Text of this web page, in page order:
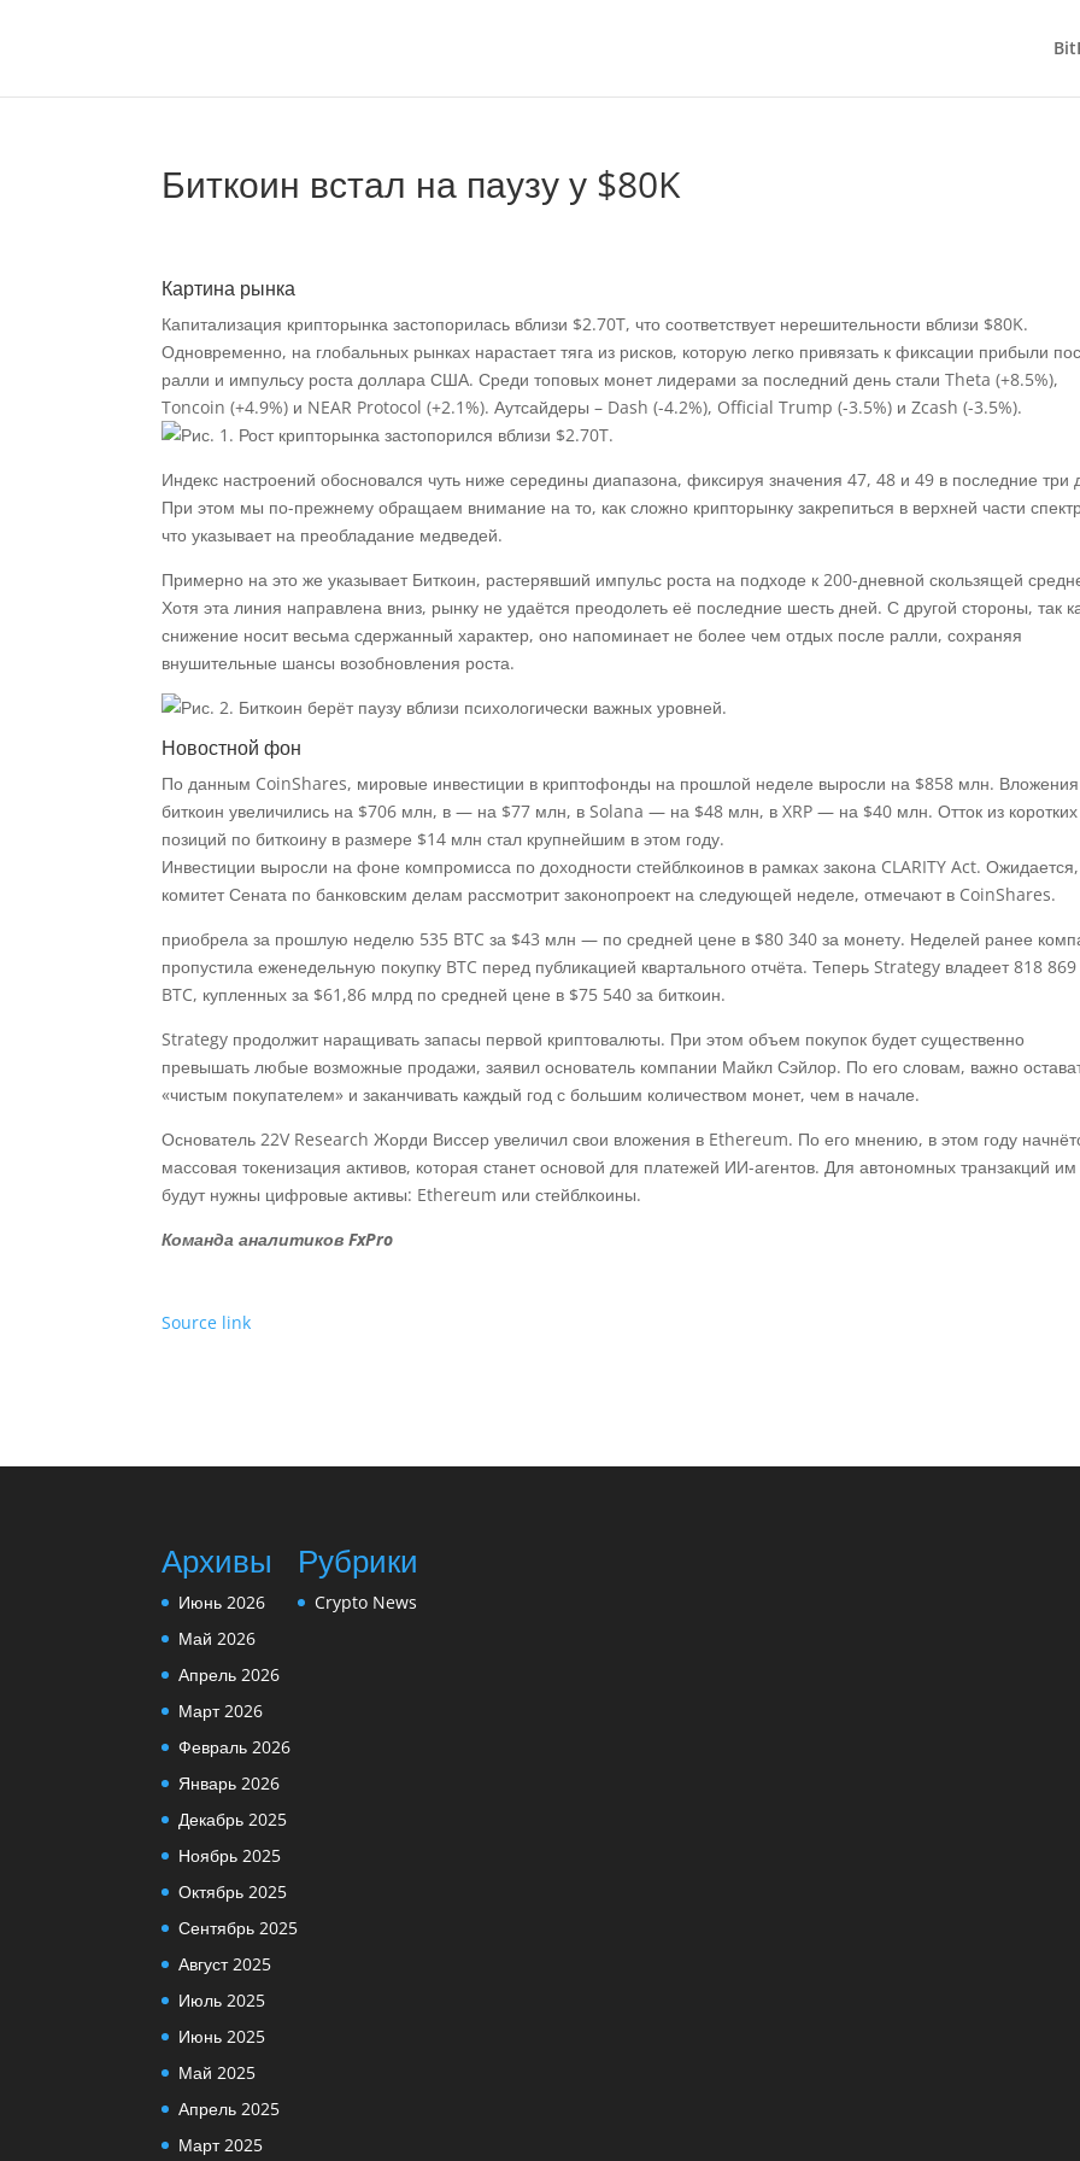
Биткоин встал на паузу у $80K
Картина рынка
Капитализация крипторынка застопорилась вблизи $2.70T, что соответствует нерешительности вблизи $80K.
Одновременно, на глобальных рынках нарастает тяга из рисков, которую легко привязать к фиксации прибыли
ралли и импульсу роста доллара США. Среди топовых монет лидерами за последний день стали Theta (+8.5%),
Toncoin (+4.9%) и NEAR Protocol (+2.1%). Аутсайдеры – Dash (-4.2%), Official Trump (-3.5%) и Zcash (-3.5%).
Индекс настроений обосновался чуть ниже середины диапазона, фиксируя значения 47, 48 и 49 в последние три
При этом мы по-прежнему обращаем внимание на то, как сложно крипторынку закрепиться в верхней части
что указывает на преобладание медведей.
Примерно на это же указывает Биткоин, растерявший импульс роста на подходе к 200-дневной скользящей
Хотя эта линия направлена вниз, рынку не удаётся преодолеть её последние шесть дней. С другой стороны, так
снижение носит весьма сдержанный характер, оно напоминает не более чем отдых после ралли, сохраняя
внушительные шансы возобновления роста.
Новостной фон
По данным CoinShares, мировые инвестиции в криптофонды на прошлой неделе выросли на $858 млн.
биткоин увеличились на $706 млн, в — на $77 млн, в Solana — на $48 млн, в XRP — на $40 млн. Отток из коротких
позиций по биткоину в размере $14 млн стал крупнейшим в этом году.
Инвестиции выросли на фоне компромисса по доходности стейблкоинов в рамках закона CLARITY Act.
комитет Сената по банковским делам рассмотрит законопроект на следующей неделе, отмечают в CoinShares.
приобрела за прошлую неделю 535 BTC за $43 млн — по средней цене в $80 340 за монету. Неделей ранее
пропустила еженедельную покупку BTC перед публикацией квартального отчёта. ТеперьStrategy владеет 818 869
BTC, купленных за $61,86 млрд по средней цене в $75 540 за биткоин.
Strategy продолжит наращивать запасы первой криптовалюты. При этом объем покупок будет существенно
превышать любые возможные продажи, заявил основатель компании Майкл Сэйлор. По его словам, важно
«чистым покупателем» и заканчивать каждый год с большим количеством монет, чем в начале.
Основатель 22V Research Жорди Виссер увеличил свои вложения в Ethereum. По его мнению, в этом году
массовая токенизация активов, которая станет основой для платежей ИИ-агентов. Для автономных транзакций им
будут нужны цифровые активы: Ethereum или стейблкоины.
Команда аналитиков FxPro
Source link
Архивы
Июнь 2026
Май 2026
Апрель 2026
Март 2026
Февраль 2026
Январь 2026
Декабрь 2025
Ноябрь 2025
Октябрь 2025
Сентябрь 2025
Август 2025
Июль 2025
Июнь 2025
Май 2025
Апрель 2025
Март 2025
Рубрики
Crypto News